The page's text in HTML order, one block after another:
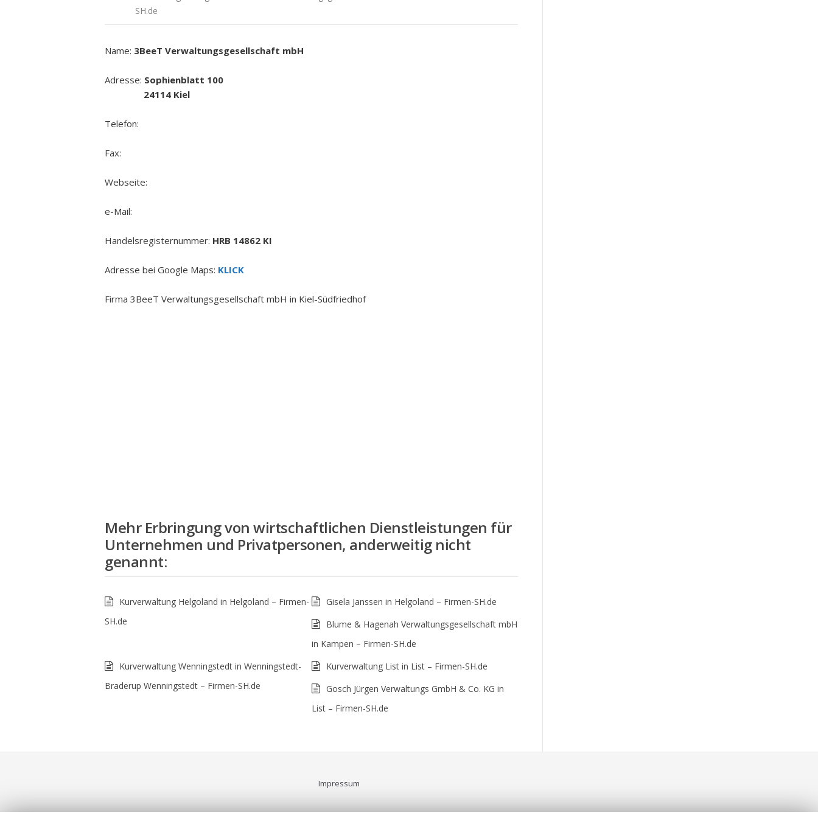
SH.de
Name: 3BeeT Verwaltungsgesellschaft mbH
Adresse: Sophienblatt 100
24114 Kiel
Telefon:
Fax:
Webseite:
e-Mail:
Handelsregisternummer: HRB 14862 KI
Adresse bei Google Maps: KLICK
Firma 3BeeT Verwaltungsgesellschaft mbH in Kiel-Südfriedhof
Mehr Erbringung von wirtschaftlichen Dienstleistungen für
Unternehmen und Privatpersonen, anderweitig nicht
genannt:
Kurverwaltung Helgoland in Helgoland – Firmen-
SH.de
Gisela Janssen in Helgoland – Firmen-SH.de
Blume & Hagenah Verwaltungsgesellschaft mbH
in Kampen – Firmen-SH.de
Kurverwaltung Wenningstedt in Wenningstedt-
Braderup Wenningstedt – Firmen-SH.de
Kurverwaltung List in List – Firmen-SH.de
Gosch Jürgen Verwaltungs GmbH & Co. KG in
List – Firmen-SH.de
Impressum